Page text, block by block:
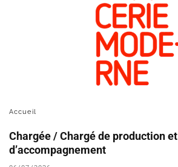
Accueil
Chargée / Chargé de production et
d’accompagnement